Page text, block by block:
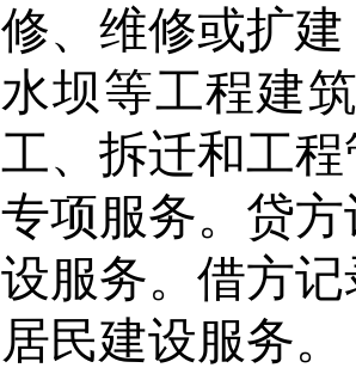
修、维修或扩
水坝等工程建
工、拆迁和工
专项服务。贷
设服务。借方
居民建设服务。